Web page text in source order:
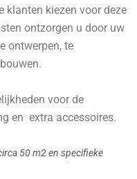
klanten kiezen voor deze
ontzorgen u door uw
ontwerpen, te
voor de
en extra accessoires.
50 m2 en specifieke